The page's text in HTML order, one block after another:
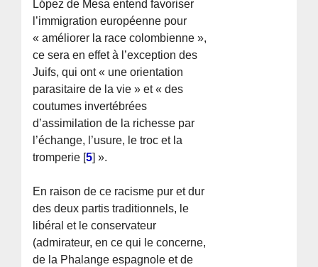
López de Mesa entend favoriser
l’immigration européenne pour
« améliorer la race colombienne »,
ce sera en effet à l’exception des
Juifs, qui ont « une orientation
parasitaire de la vie » et « des
coutumes invertébrées
d’assimilation de la richesse par
l’échange, l’usure, le troc et la
tromperie [5] ».
En raison de ce racisme pur et dur
des deux partis traditionnels, le
libéral et le conservateur
(admirateur, en ce qui le concerne,
de la Phalange espagnole et de